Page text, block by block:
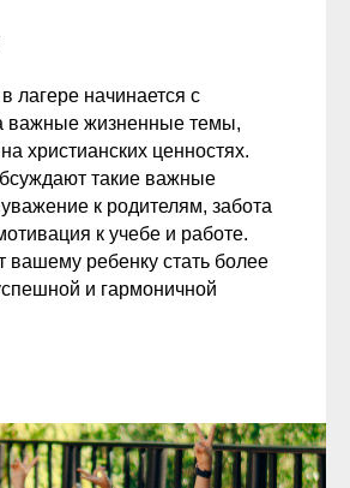
лагере начинается с
важные жизненные темы,
христианских ценностях.
такие важные
к родителям, забота
к учебе и работе.
вашему ребенку стать более
и гармоничной